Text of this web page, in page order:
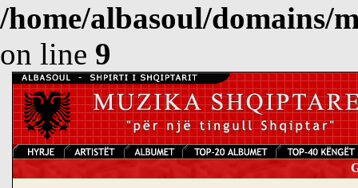
/home/albasoul/domains/
on line 9